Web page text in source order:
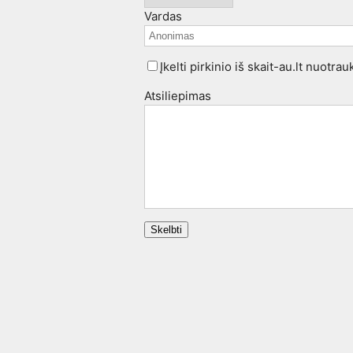
Vardas
Įkelti pirkinio iš skait-au.lt
Atsiliepimas